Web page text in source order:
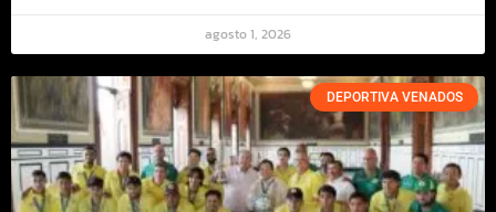
agosto 1, 2026
DEPORTIVA VENADOS